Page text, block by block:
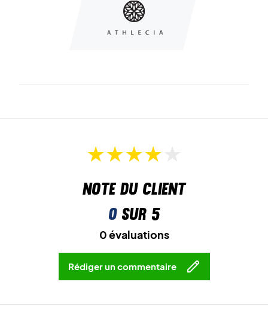
Note du client
0sur 5
0 évaluations
Rédiger un commentaire